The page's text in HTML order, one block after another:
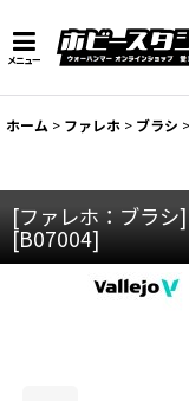
メニュー
ホーム > ファレホ > ブラシ >
[ファレホ：ブラシ]
[B07004]